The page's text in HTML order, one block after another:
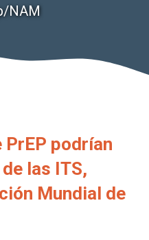
NAM
podrían
las ITS,
Mundial de